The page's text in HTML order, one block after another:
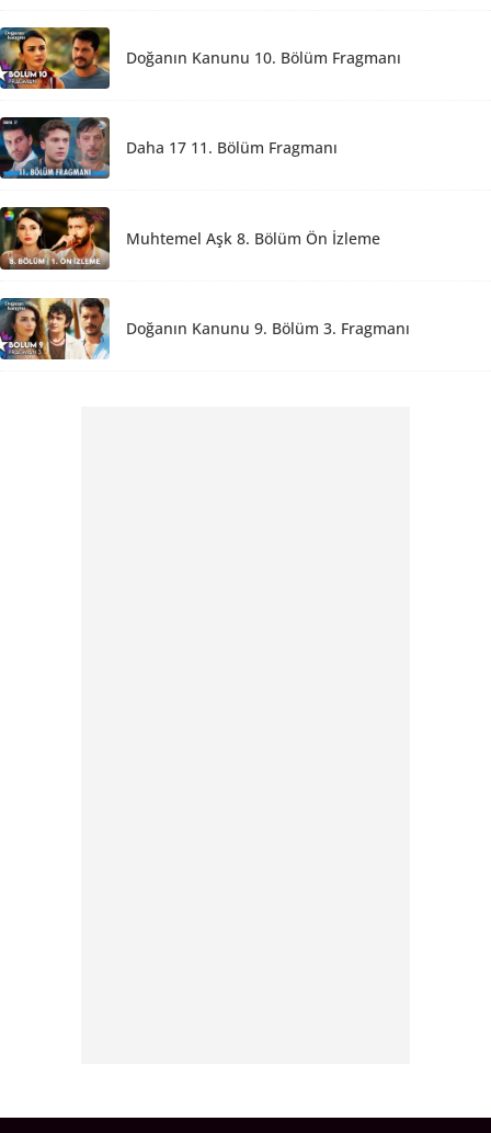
Doğanın Kanunu 10. Bölüm Fragmanı
Daha 17 11. Bölüm Fragmanı
Muhtemel Aşk 8. Bölüm Ön İzleme
Doğanın Kanunu 9. Bölüm 3. Fragmanı